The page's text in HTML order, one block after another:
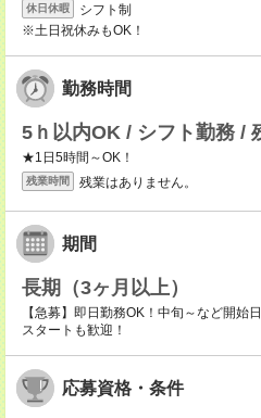
休日休暇
シフト制
※土日祝休みもOK！
勤務時間
5ｈ以内OK / シフト勤務 /
★1日5時間～OK！
残業時間 残業はありません。
期間
長期（3ヶ月以上）
【急募】即日勤務OK！中旬～など開
スタートも歓迎！
応募資格・条件